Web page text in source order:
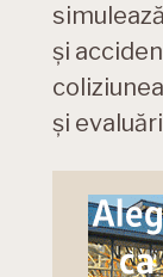
și
și